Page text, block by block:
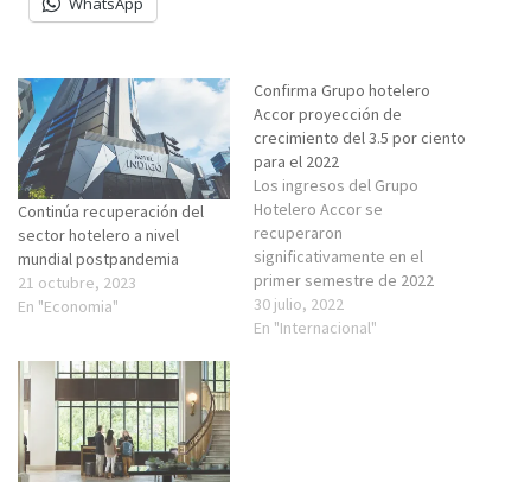
Continúa recuperación del
sector hotelero a nivel
mundial postpandemia
21 octubre, 2023
En "Economia"
Confirma Grupo hotelero
Accor proyección de
crecimiento del 3.5 por ciento
para el 2022
Los ingresos del Grupo
Hotelero Accor se
recuperaron
significativamente en el
primer semestre de 2022
después de dos años de
importantes interrupciones
30 julio, 2022
En "Internacional"